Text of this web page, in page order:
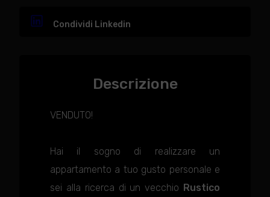
Condividi Linkedin
Descrizione
VENDUTO!
Hai il sogno di realizzare un
appartamento a tuo gusto personale e
sei alla ricerca di un vecchio Rustico